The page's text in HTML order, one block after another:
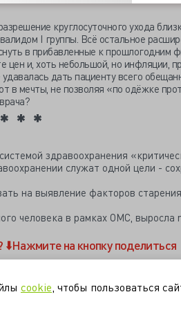
круглосуточного ухода
I группы. Всё остальное
в прибавленные к прошлогодним
цен и, хоть небольшой, но инфляции,
дать пациенту всего
в мечты, не позволяя «по одёжке
здравоохранения
служат одной цели -
на выявление факторов старения
человека в рамках ОМС, выросла
⬇️Нажмите на кнопку поделиться
финансирование
cookie , чтобы пользоваться